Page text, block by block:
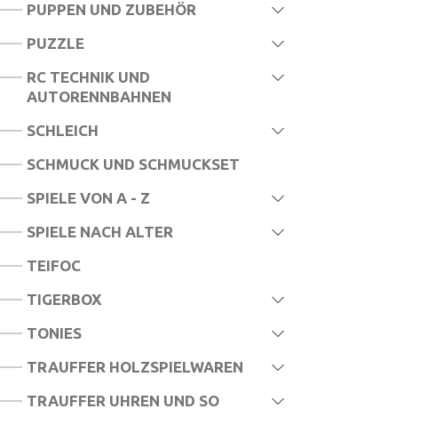
PUPPEN UND ZUBEHÖR
PUZZLE
RC TECHNIK UND
AUTORENNBAHNEN
SCHLEICH
SCHMUCK UND SCHMUCKSET
SPIELE VON A - Z
SPIELE NACH ALTER
TEIFOC
TIGERBOX
TONIES
TRAUFFER HOLZSPIELWAREN
TRAUFFER UHREN UND SO